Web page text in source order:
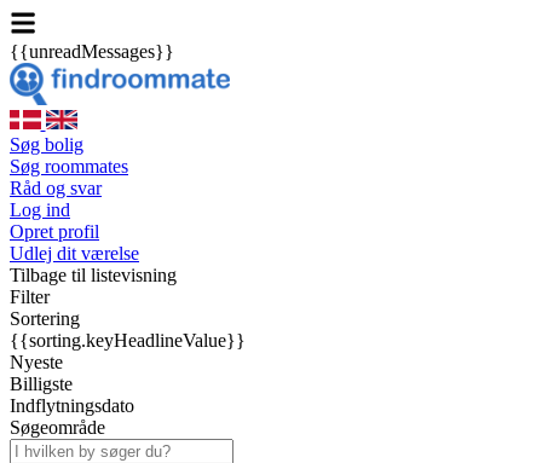
{{unreadMessages}}
Søg bolig
Søg roommates
Råd og svar
Log ind
Opret profil
Udlej dit værelse
Tilbage til listevisning
Filter
Sortering
{{sorting.keyHeadlineValue}}
Nyeste
Billigste
Indflytningsdato
Søgeområde